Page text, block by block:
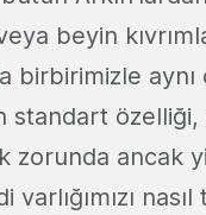
beyin
birbirimizle
standart
zorunda ancak
nasıl